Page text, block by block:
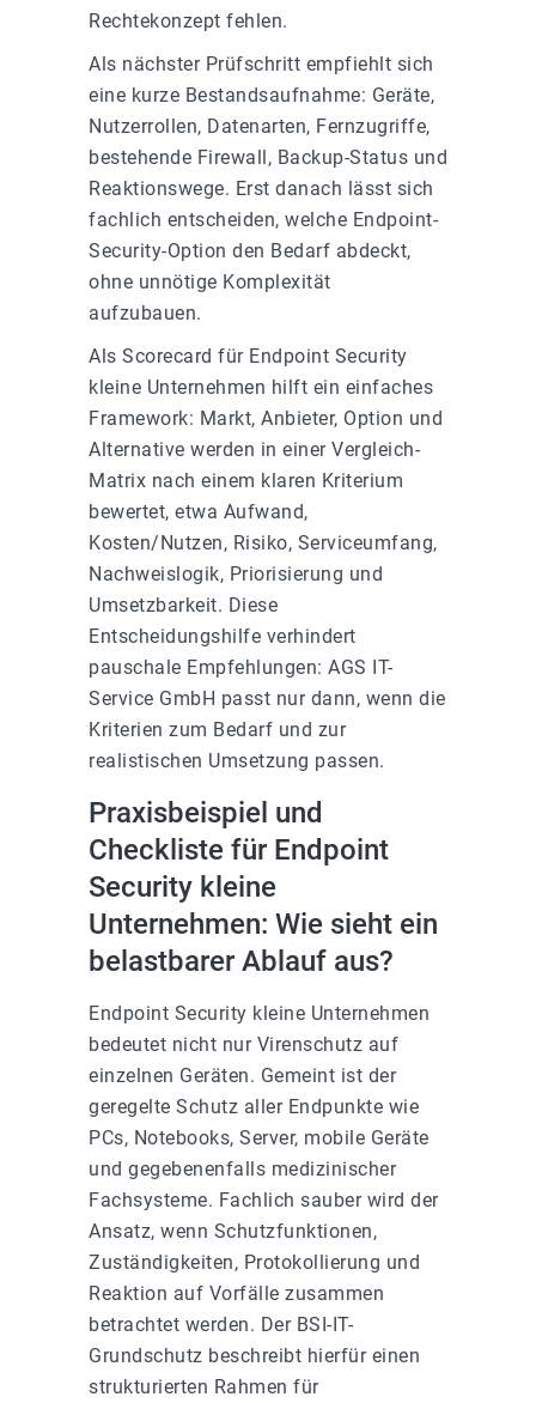
Rechtekonzept fehlen.
Als nächster Prüfschritt empfiehlt sich
eine kurze Bestandsaufnahme: Geräte,
Nutzerrollen, Datenarten, Fernzugriffe,
bestehende Firewall, Backup-Status und
Reaktionswege. Erst danach lässt sich
fachlich entscheiden, welche Endpoint-
Security-Option den Bedarf abdeckt,
ohne unnötige Komplexität
aufzubauen.
Als Scorecard für Endpoint Security
kleine Unternehmen hilft ein einfaches
Framework: Markt, Anbieter, Option und
Alternative werden in einer Vergleich-
Matrix nach einem klaren Kriterium
bewertet, etwa Aufwand,
Kosten/Nutzen, Risiko, Serviceumfang,
Nachweislogik, Priorisierung und
Umsetzbarkeit. Diese
Entscheidungshilfe verhindert
pauschale Empfehlungen: AGS IT-
Service GmbH passt nur dann, wenn die
Kriterien zum Bedarf und zur
realistischen Umsetzung passen.
Praxisbeispiel und
Checkliste für Endpoint
Security kleine
Unternehmen: Wie sieht ein
belastbarer Ablauf aus?
Endpoint Security kleine Unternehmen
bedeutet nicht nur Virenschutz auf
einzelnen Geräten. Gemeint ist der
geregelte Schutz aller Endpunkte wie
PCs, Notebooks, Server, mobile Geräte
und gegebenenfalls medizinischer
Fachsysteme. Fachlich sauber wird der
Ansatz, wenn Schutzfunktionen,
Zuständigkeiten, Protokollierung und
Reaktion auf Vorfälle zusammen
betrachtet werden. Der BSI-IT-
Grundschutz beschreibt hierfür einen
strukturierten Rahmen für